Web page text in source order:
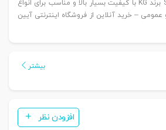
فروش ویژه یاتاقان SN 507 برند KG با کیفیت بسیار بالا و مناسب برای انواع
– خرید آنلاین از فروشگاه اینترنتی آیین
بیشتر
افزودن نظر